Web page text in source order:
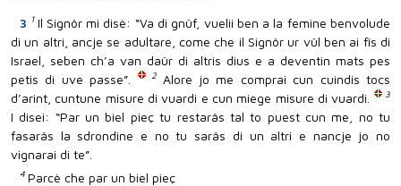
3 1 Il Signôr mi disè: “Va di gnûf, vuelii ben a la femine benvolude
di un altri, ancje se adultare, come che il Signôr ur vûl ben ai fîs di
Israel, seben ch’a van daûr di altris dius e a deventin mats pes
petis di uve passe”.
2 Alore jo me comprai cun cuindis tocs
d’arint, cuntune misure di vuardi e cun miege misure di vuardi.
3
I disei: “Par un biel pieç tu restarâs tal to puest cun me, no tu
fasarâs la sdrondine e no tu sarâs di un altri e nancje jo no
vignarai di te”.
4 Parcè che par un biel pieç